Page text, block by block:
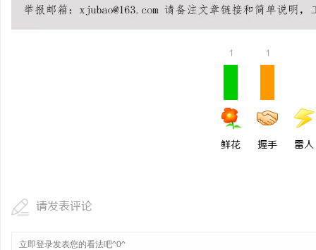
1
鲜花
1
握手 雷人
请发表评论